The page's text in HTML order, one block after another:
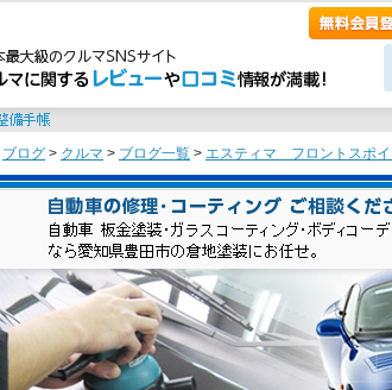
ブログ > クルマ > ブログ一覧 > エスティマ フロントスポ